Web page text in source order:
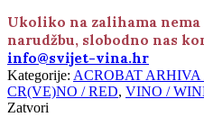
Ukoliko na zalihama
narudžbu, slobodno nas
info@svijet-vina.hr
Kategorije: ACROBAT
CR(VE)NO / RED, VINO /
Zatvori